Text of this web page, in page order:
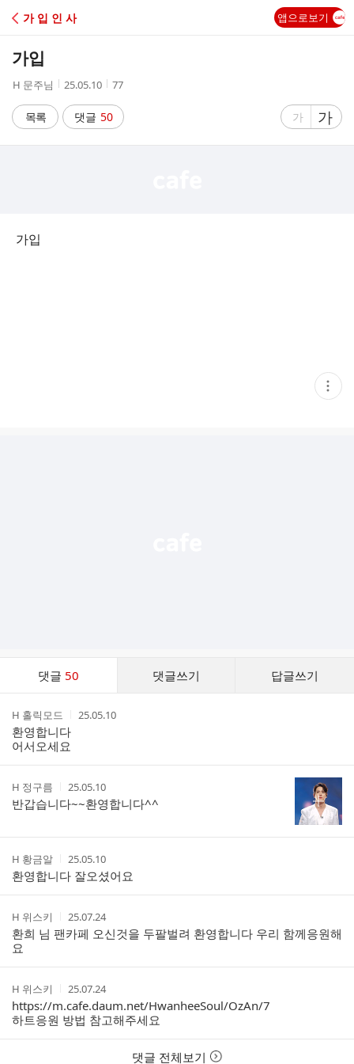
C
A
가 입 인 사 앱으로보기
가입
작
자
H 문주님
작
시
간
25.05.10
조
수
77
목록 댓글 50
글
가
글
자
가
가입
현
재
댓글 50 댓글쓰기 답글쓰기
트
작
성
자
H 홀릭모드
작
25.05.10
환영합니다
어서오세요
작
성
자
H 정구름
작
성
시
25.05.10
반갑습니다~~환영합니다^^
작
성
자
H 황금알
작
성
시
간
25.05.10
환영합니다 잘오셨어요
작
성
자
H 위스키
작
성
시
25.07.24
환희 님 팬카페 오신것을 두팔벌려 환영합니다 우리 함께응원해
요
작
성
자
H 위스키
작
성
시
간
25.07.24
https://m.cafe.daum.net/HwanheeSoul/OzAn/7
하트응원 방법 참고해주세요
댓글 전체보기